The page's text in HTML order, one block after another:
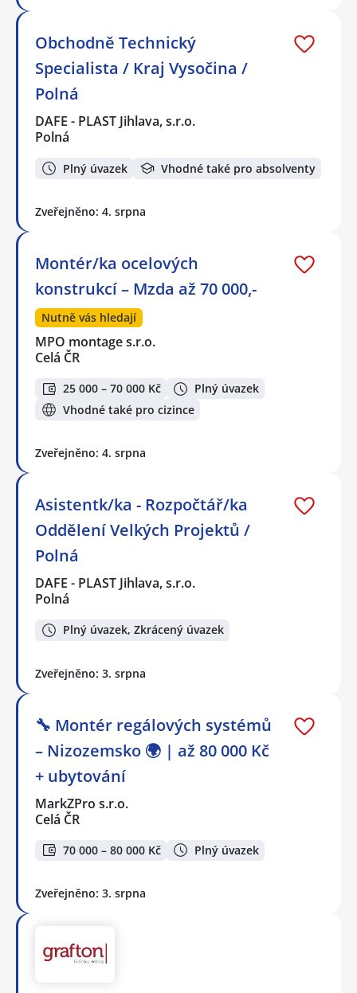
Obchodně Technický
Specialista / Kraj Vysočina /
Polná
DAFE - PLAST Jihlava, s.r.o.
Polná
Plný úvazek Vhodné také pro absolventy
Zveřejněno: 4. srpna
Montér/ka ocelových
konstrukcí – Mzda až 70 000,-
Nutně vás hledají
MPO montage s.r.o.
Celá ČR
25 000 – 70 000 Kč
Plný úvazek
Vhodné také pro cizince
Zveřejněno: 4. srpna
Asistentk/ka - Rozpočtář/ka
Oddělení Velkých Projektů /
Polná
DAFE - PLAST Jihlava, s.r.o.
Polná
Plný úvazek, Zkrácený úvazek
Zveřejněno: 3. srpna
🔧 Montér regálových systémů
– Nizozemsko 🌍 | až 80 000 Kč
+ ubytování
MarkZPro s.r.o.
Celá ČR
70 000 – 80 000 Kč Plný úvazek
Zveřejněno: 3. srpna